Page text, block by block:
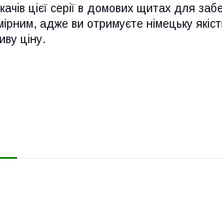
цієї серії в домових щитах для
адже ви отримуєте німецьку
ціну.